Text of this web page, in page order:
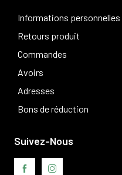
Informations personnelles
Retours produit
Commandes
Avoirs
Adresses
Bons de réduction
Suivez-Nous